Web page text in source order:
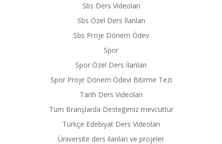
Sbs Ders Videoları
Sbs Özel Ders İlanları
Sbs Proje Dönem Ödev
Spor
Spor Özel Ders İlanları
Spor Proje Dönem Ödevi Bitirme Tezi
Tarih Ders Videoları
Tüm Branşlarda Desteğimiz mevcuttur
Türkçe Edebiyat Ders Videoları
Üniversite ders ilanları ve projeler